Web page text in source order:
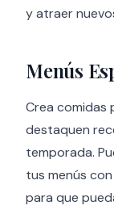
y atraer
Menús
Crea comidas
destaquen
temporada.
tus menús
para que